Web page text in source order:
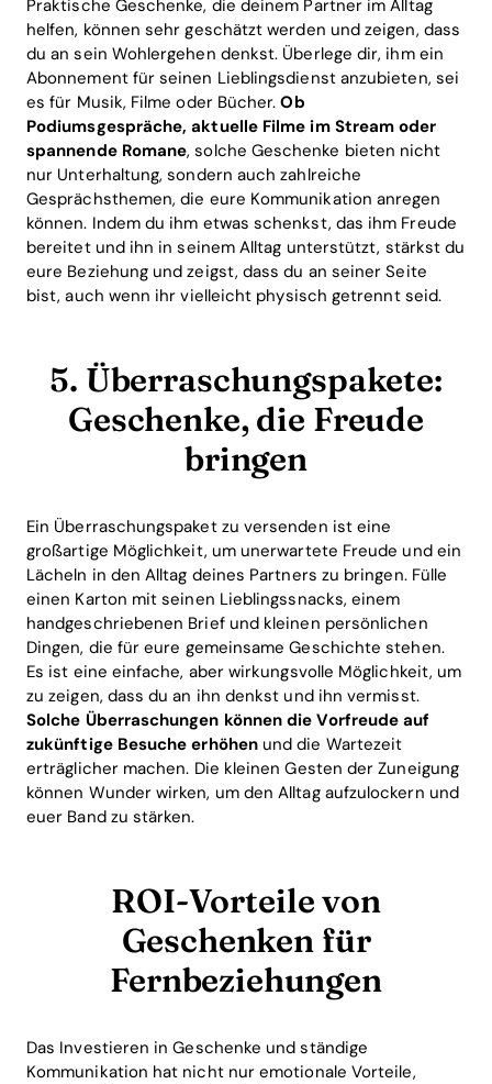
Blog
Download
Praktische Geschenke, die deinem Partner im Alltag
helfen, können sehr geschätzt werden und zeigen, dass
du an sein Wohlergehen denkst. Überlege dir, ihm ein
Abonnement für seinen Lieblingsdienst anzubieten, sei
es für Musik, Filme oder Bücher.Ob
Podiumsgespräche, aktuelle Filme im Stream oder
spannende Romane, solche Geschenke bieten nicht
nur Unterhaltung, sondern auch zahlreiche
Gesprächsthemen, die eure Kommunikation anregen
können. Indem du ihm etwas schenkst, das ihm Freude
bereitet und ihn in seinem Alltag unterstützt, stärkst du
eure Beziehung und zeigst, dass du an seiner Seite
bist, auch wenn ihr vielleicht physisch getrennt seid.
5. Überraschungspakete:
Geschenke, die Freude
bringen
Ein Überraschungspaket zu versenden ist eine
großartige Möglichkeit, um unerwartete Freude und ein
Lächeln in den Alltag deines Partners zu bringen. Fülle
einen Karton mit seinen Lieblingssnacks, einem
handgeschriebenen Brief und kleinen persönlichen
Dingen, die für eure gemeinsame Geschichte stehen.
Es ist eine einfache, aber wirkungsvolle Möglichkeit, um
zu zeigen, dass du an ihn denkst und ihn vermisst.
Solche Überraschungen können die Vorfreude auf
zukünftige Besuche erhöhenund die Wartezeit
erträglicher machen. Die kleinen Gesten der Zuneigung
können Wunder wirken, um den Alltag aufzulockern und
euer Band zu stärken.
ROI-Vorteile von
Geschenken für
Fernbeziehungen
Das Investieren in Geschenke und ständige
Kommunikation hat nicht nur emotionale Vorteile,